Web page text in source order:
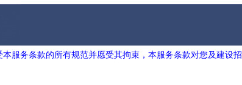
服务条款的所有规范并愿受其拘束，本服务条款对您及建设招